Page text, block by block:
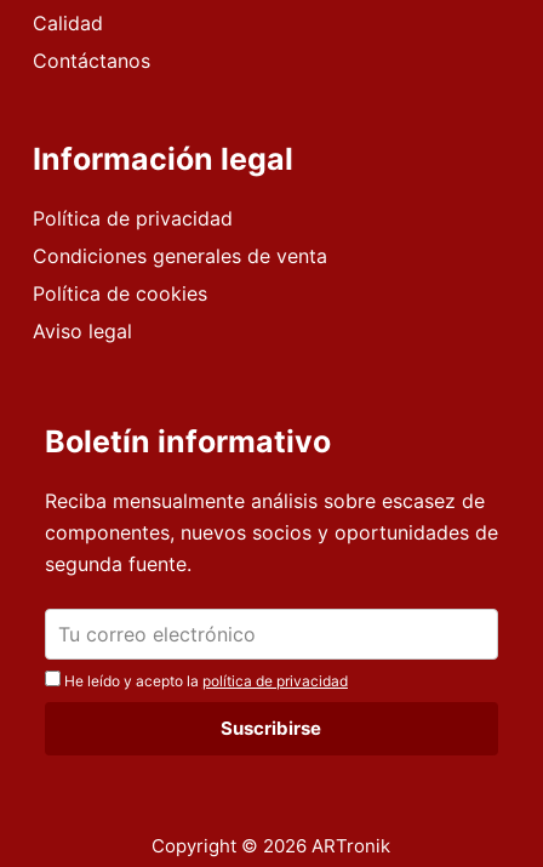
Calidad
Contáctanos
Información legal
Política de privacidad
Condiciones generales de venta
Política de cookies
Aviso legal
Boletín informativo
Reciba mensualmente análisis sobre escasez de
componentes, nuevos socios y oportunidades de
segunda fuente.
He leído y acepto la política de privacidad
Copyright © 2026 ARTronik